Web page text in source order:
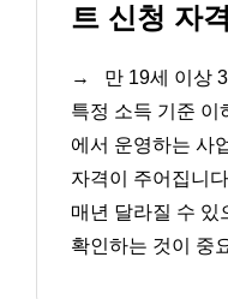
트 신청 자
→
만 19세 이상
특정 소득 기준 이
에서 운영하는 사
자격이 주어집니
매년 달라질 수 있
확인하는 것이 중